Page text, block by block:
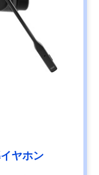
ヤホン